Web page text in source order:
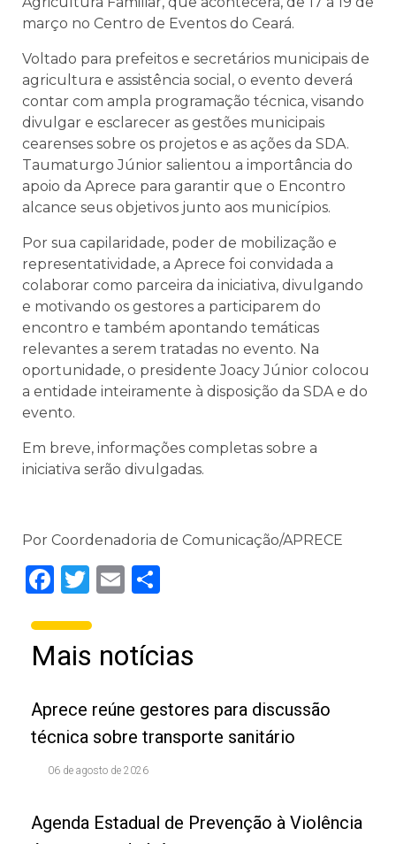
março no Centro de Eventos do Ceará.
Voltado para prefeitos e secretários municipais de
agricultura e assistência social, o evento deverá
contar com ampla programação técnica, visando
divulgar e esclarecer as gestões municipais
cearenses sobre os projetos e as ações da SDA.
Taumaturgo Júnior salientou a importância do
apoio da Aprece para garantir que o Encontro
alcance seus objetivos junto aos municípios.
Por sua capilaridade, poder de mobilização e
representatividade, a Aprece foi convidada a
colaborar como parceira da iniciativa, divulgando
e motivando os gestores a participarem do
encontro e também apontando temáticas
relevantes a serem tratadas no evento. Na
oportunidade, o presidente Joacy Júnior colocou
a entidade inteiramente à disposição da SDA e do
evento.
Em breve, informações completas sobre a
iniciativa serão divulgadas.
Por Coordenadoria de Comunicação/APRECE
Facebook
Twitter
Email
Mais notícias
Aprece reúne gestores para discussão
técnica sobre transporte sanitário
06 de agosto de 2026
Agenda Estadual de Prevenção à Violência